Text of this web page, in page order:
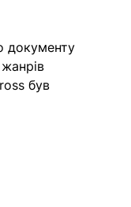
документу
був